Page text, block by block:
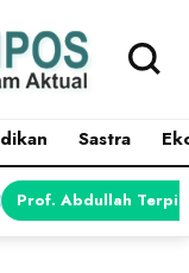
Sastra
Juara 1 dalam
Prof. Abdullah